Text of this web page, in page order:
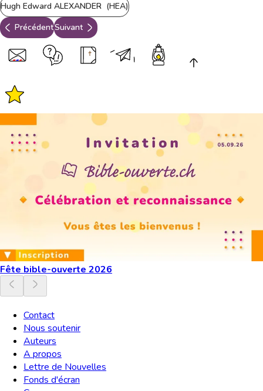
Hugh Edward ALEXANDER (HEA)
PrécédentSuivant
Fête bible-ouverte 2026
Contact
Nous soutenir
Auteurs
A propos
Lettre de Nouvelles
Fonds d'écran